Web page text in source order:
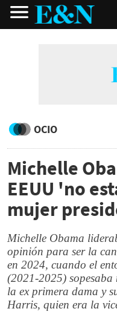
OCIO
Michelle
EEUU 'no
mujer
Michelle Obama
opinión para ser la
en 2024, cuando el
(2021-2025)
la ex primera dama y
Harris, quien era la